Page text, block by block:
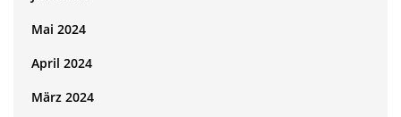
Mai 2024
April 2024
März 2024